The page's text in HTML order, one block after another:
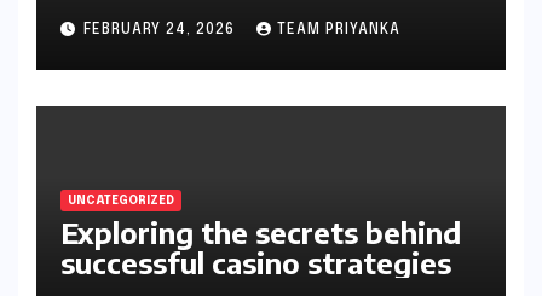
gambler’s guide
FEBRUARY 24, 2026 TEAM PRIYANKA
UNCATEGORIZED
Exploring the secrets behind
successful casino strategies